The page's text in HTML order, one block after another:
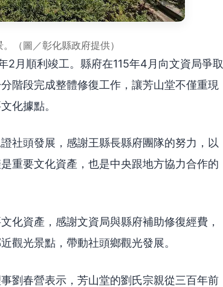
（圖／彰化縣政府提供）
2月順利竣工。縣府在115年4月向文資局爭取
階段完成整體修復工作，讓芳山堂不僅重現
化據點。
社頭發展，感謝王縣長縣府團隊的努力，以
重要文化資產，也是中央跟地方協力合作的
化資產，感謝文資局與縣府補助修復經費，
觀光景點，帶動社頭鄉觀光發展。
劉春營表示，芳山堂的劉氏宗親從三百年前